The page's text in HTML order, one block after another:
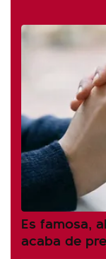
Es famosa,
acaba de